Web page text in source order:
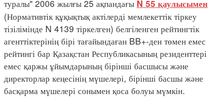
туралы" 2006 жылғы 25 ақпандағы N 55 қаулысымен
(Нормативтік құқықтық актілерді мемлекеттік тіркеу
тізілімінде N 4139 тіркелген) белгіленген рейтингтік
агенттіктерінің бірі тағайындаған BB+-ден төмен емес
рейтингі бар Қазақстан Республикасының резиденттері
емес қаржы ұйымдарының бірінші басшысы және
директорлар кеңесінің мүшелері, бірінші басшы және
басқарма мүшелері сонымен қоса болуы мүмкін.